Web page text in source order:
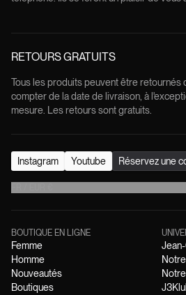
RETOURS GRATUITS
Tous les produits peuvent être retournés
compter de la date de livraison, à
mesure. Les retours sont gratuits.
Instagram Youtube Réservez une
BOUTIQUE EN LIGNE
Femme
Homme
Nouveautés
Boutiques